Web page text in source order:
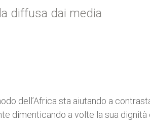
diffusa dai media
dell’Africa sta aiutando a
dimenticando a volte la sua dignità